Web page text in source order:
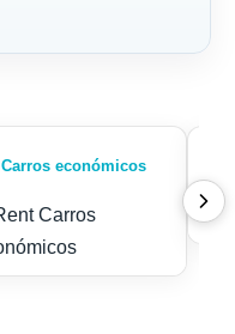
Carros económicos